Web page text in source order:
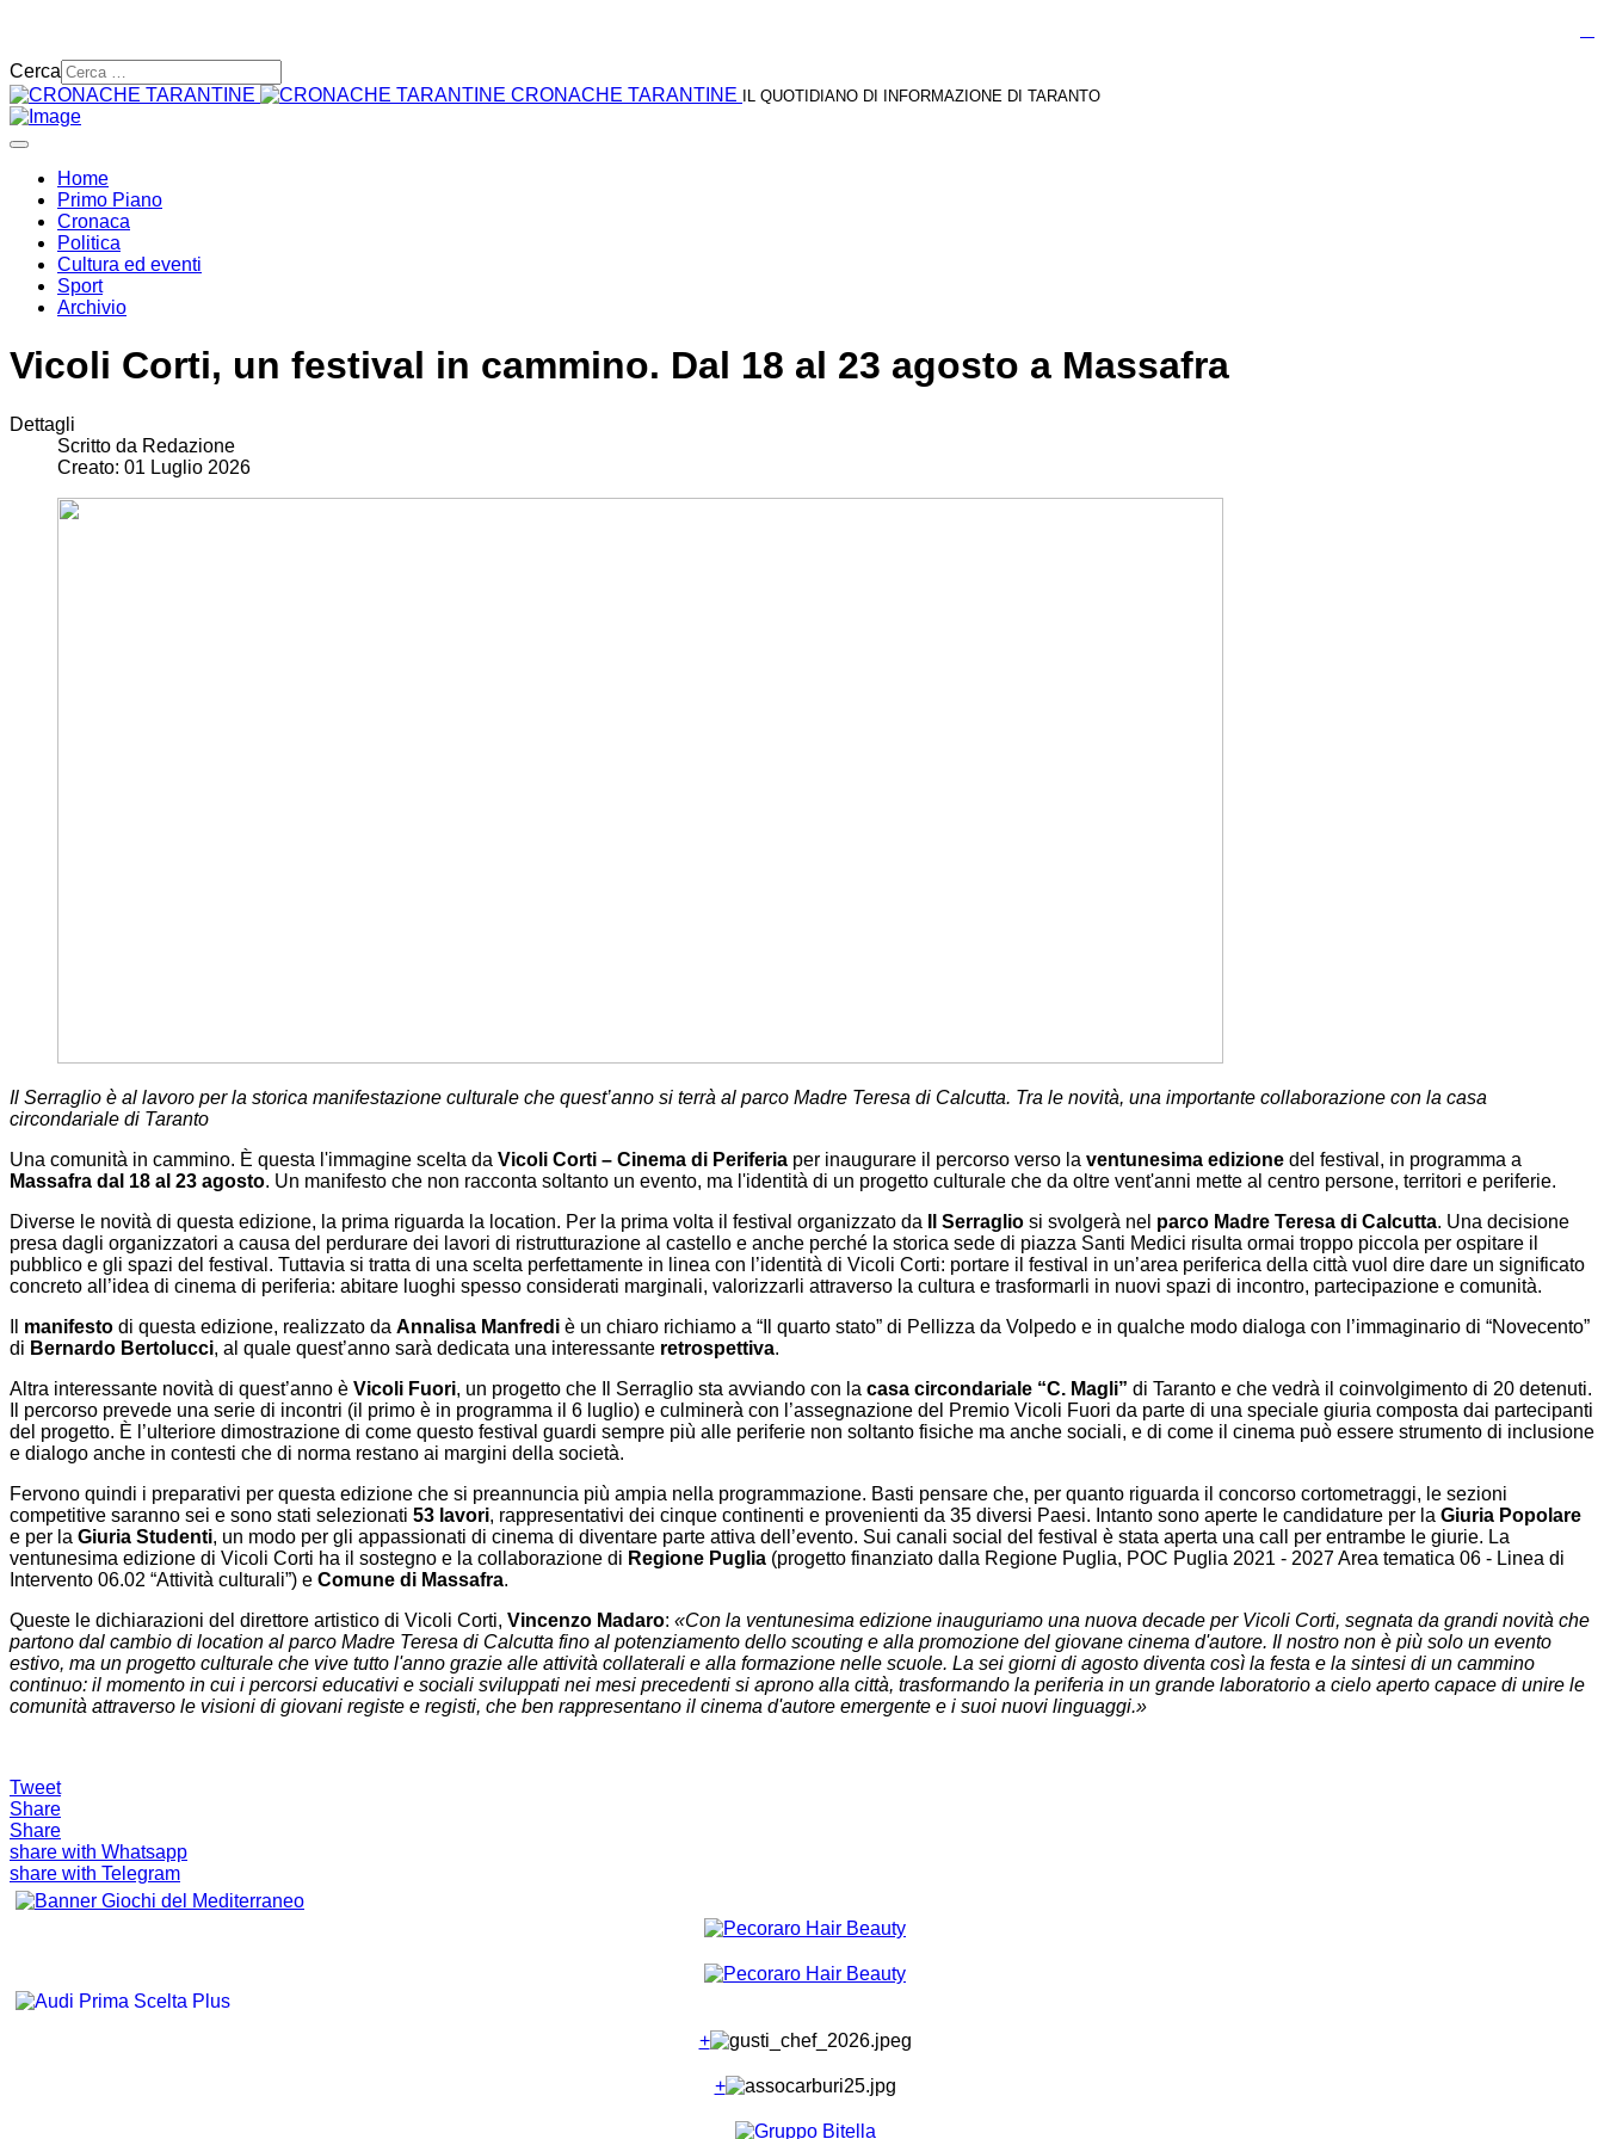
Cerca
CRONACHE TARANTINE
IL QUOTIDIANO DI INFORMAZIONE DI TARANTO
Home
Primo Piano
Cronaca
Politica
Cultura ed eventi
Sport
Archivio
Vicoli Corti, un festival in cammino. Dal 18 al 23 agosto a Massafra
Dettagli
Scritto da Redazione
Creato: 01 Luglio 2026
Il Serraglio è al lavoro per la storica manifestazione culturale che quest’anno si terrà al parco Madre Teresa di Calcutta. Tra le novità, una importante collaborazione con la casa
circondariale di Taranto
Una comunità in cammino. È questa l'immagine scelta da Vicoli Corti – Cinema di Periferia per inaugurare il percorso verso la ventunesima edizione del festival, in programma a
Massafra dal 18 al 23 agosto. Un manifesto che non racconta soltanto un evento, ma l'identità di un progetto culturale che da oltre vent'anni mette al centro persone, territori e periferie.
Diverse le novità di questa edizione, la prima riguarda la location. Per la prima volta il festival organizzato da
Il Serraglio si svolgerà nel parco Madre Teresa di Calcutta. Una decisione
presa dagli organizzatori a causa del perdurare dei lavori di ristrutturazione al castello e anche perché la storica sede di piazza Santi Medici risulta ormai troppo piccola per ospitare il
pubblico e gli spazi del festival. Tuttavia si tratta di una scelta perfettamente in linea con l’identità di Vicoli Corti: portare il festival in un’area periferica della città vuol dire dare un significato
concreto all’idea di cinema di periferia: abitare luoghi spesso considerati marginali, valorizzarli attraverso la cultura e trasformarli in nuovi spazi di incontro, partecipazione e comunità.
manifesto di questa edizione, realizzato da Annalisa Manfredi è un chiaro richiamo a “Il quarto stato” di Pellizza da Volpedo e in qualche modo dialoga con l’immaginario di “Novecento”
di Bernardo Bertolucci, al quale quest’anno sarà dedicata una interessante retrospettiva.
Altra interessante novità di quest’anno è Vicoli Fuori, un progetto che Il Serraglio sta avviando con la casa circondariale “C. Magli” di Taranto e che vedrà il coinvolgimento di 20 detenuti.
Il percorso prevede una serie di incontri (il primo è in programma il 6 luglio) e culminerà con l’assegnazione del Premio Vicoli Fuori da parte di una speciale giuria composta dai partecipanti
del progetto. È l’ulteriore dimostrazione di come questo festival guardi sempre più alle periferie non soltanto fisiche ma anche sociali, e di come il cinema può essere strumento di inclusione
e dialogo anche in contesti che di norma restano ai margini della società.
Fervono quindi i preparativi per questa edizione che si preannuncia più ampia nella programmazione. Basti pensare che, per quanto riguarda il concorso cortometraggi, le sezioni
competitive saranno sei e sono stati selezionati 53 lavori, rappresentativi dei cinque continenti e provenienti da 35 diversi Paesi. Intanto sono aperte le candidature per la Giuria Popolare
e per la Giuria Studenti, un modo per gli appassionati di cinema di diventare parte attiva dell’evento. Sui canali social del festival è stata aperta una call per entrambe le giurie. La
ventunesima edizione di Vicoli Corti ha il sostegno e la collaborazione di Regione Puglia (progetto finanziato dalla Regione Puglia, POC Puglia 2021 - 2027 Area tematica 06 - Linea di
Intervento 06.02 “Attività culturali”) e Comune di Massafra.
Queste le dichiarazioni del direttore artistico di Vicoli Corti, Vincenzo Madaro: «Con la ventunesima edizione inauguriamo una nuova decade per Vicoli Corti, segnata da grandi novità che
partono dal cambio di location al parco Madre Teresa di Calcutta fino al potenziamento dello scouting e alla promozione del giovane cinema d'autore. Il nostro non è più solo un evento
estivo, ma un progetto culturale che vive tutto l'anno grazie alle attività collaterali e alla formazione nelle scuole. La sei giorni di agosto diventa così la festa e la sintesi di un cammino
continuo: il momento in cui i percorsi educativi e sociali sviluppati nei mesi precedenti si aprono alla città, trasformando la periferia in un grande laboratorio a cielo aperto capace di unire le
comunità attraverso le visioni di giovani registe e registi, che ben rappresentano il cinema d'autore emergente e i suoi nuovi linguaggi.»
Tweet
Share
Share
share with Whatsapp
share with Telegram
+
+